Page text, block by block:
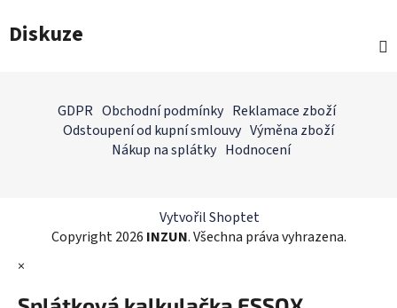
Diskuze
GDPR Obchodní podmínky Reklamace zboží
Odstoupení od kupní smlouvy Výměna zboží
Nákup na splátky Hodnocení
Vytvořil Shoptet
Copyright 2026 INZUN. Všechna práva vyhrazena.
×